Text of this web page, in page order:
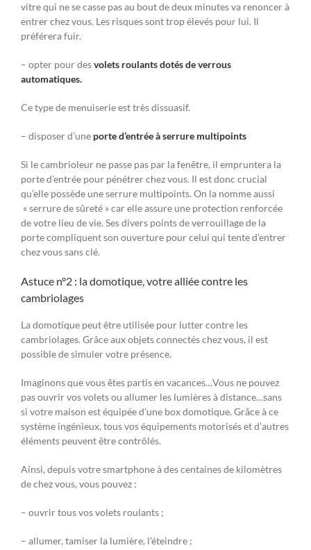
vitre qui ne se casse pas au bout de deux minutes va renoncer à
entrer chez vous. Les risques sont trop élevés pour lui. Il
préférera fuir.
– opter pour desvolets roulants dotés de verrous
automatiques.
Ce type de menuiserie est très dissuasif.
– disposer d’une porte d’entrée à serrure multipoints
Si le cambrioleur ne passe pas par la fenêtre, il empruntera la
porte d’entrée pour pénétrer chez vous. Il est donc crucial
qu’elle possède une serrure multipoints. On la nomme aussi
« serrure de sûreté » car elle assure une protection renforcée
de votre lieu de vie. Ses divers points de verrouillage de la
porte compliquent son ouverture pour celui qui tente d’entrer
chez vous sans clé.
Astuce n°2 : la domotique, votre alliée contre les
cambriolages
La domotique peut être utilisée pour lutter contre les
cambriolages. Grâce aux objets connectés chez vous, il est
possible de simuler votre présence.
Imaginons que vous êtes partis en vacances…Vous ne pouvez
pas ouvrir vos volets ou allumer les lumières à distance…sans
si votre maison est équipée d’une box domotique. Grâce à ce
système ingénieux, tous vos équipements motorisés et d’autres
éléments peuvent être contrôlés.
Ainsi, depuis votre smartphone à des centaines de kilomètres
de chez vous, vous pouvez :
– ouvrir tous vos volets roulants ;
– allumer, tamiser la lumière, l’éteindre ;